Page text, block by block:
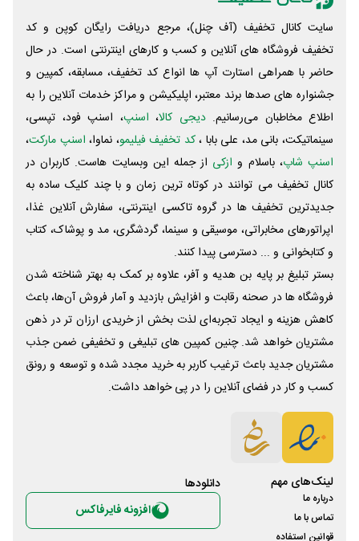
سایت کانال تخفیف (آف چنل)، مرجع دریافت رایگان کوپن و کد
تخفیف فروشگاه های آنلاین و کسب و‌ کارهای اینترنتی است. در حال
حاضر با همراهی استارت آپ ها انواع کد تخفیف، مسابقه، کمپین و
جشنواره های صدها برند معتبر، اپلیکیشن و مراکز خدمات آنلاین را به
اطلاع مخاطبان می‌رسانیم. دیجی کالا، اسنپ، اسنپ فود، تپسی،
سینماتیکت، بانی مد، علی‌ بابا ،کد تخفیف فیلیمو، نماوا، اسنپ مارکت،
اسنپ شاپ، باسلام و ازکی از جمله این وبسایت ‌هاست. کاربران در
کانال تخفیف می توانند در کوتاه ترین زمان و با چند کلیک ساده به
جدیدترین تخفیف ها در گروه تاکسی اینترنتی، سفارش آنلاین غذا،
اپراتورهای مخابراتی، موسیقی و سینما، گردشگری، مد و پوشاک، کتاب
و کتابخوانی و ... دسترسی پیدا کنند.
بستر تبلیغ بر پایه بن هدیه و آفر، علاوه بر کمک به بهتر شناخته شدن
فروشگاه ها در صحنه رقابت و افزایش بازدید و آمار فروش آن‌ها، باعث
کاهش هزینه و ایجاد تجربه‌ای لذت بخش از خریدی ارزان تر در ذهن
مشتریان خواهد شد. چنین کمپین های تبلیغی و تخفیفی ضمن جذب
مشتریان جدید باعث ترغیب کاربر به خرید مجدد شده و توسعه و رونق
کسب و کار در فضای آنلاین را در پی خواهد داشت.
لینک‌های مهم
درباره ما
تماس با ما
قوانین استفاده
دانلود‌ها
افزونه فایرفاکس